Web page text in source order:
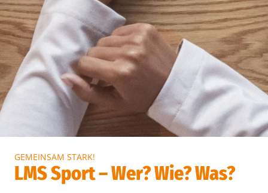
GEMEINSAM STARK!
LMS Sport – Wer? Wie? Was?